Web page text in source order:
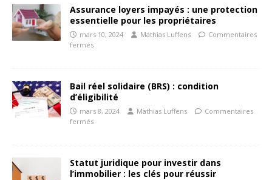
Assurance loyers impayés : une protection
essentielle pour les propriétaires
mars 10, 2024 Mathias Luffens
Commentaires
fermés
Bail réel solidaire (BRS) : condition
d’éligibilité
mars 8, 2024 Mathias Luffens
Commentaires
fermés
Statut juridique pour investir dans
l’immobilier : les clés pour réussir